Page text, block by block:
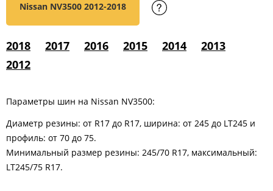
Nissan NV3500 2012-2018
2018 2017 2016 2015 2014
2013
2012
Параметры шин на Nissan NV3500:
Диаметр резины: от R17 до R17, ширина: от 245 до LT245 и
профиль: от 70 до 75.
Минимальный размер резины: 245/70 R17, максимальный:
LT245/75 R17.